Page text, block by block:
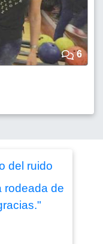
6
del ruido
rodeada de